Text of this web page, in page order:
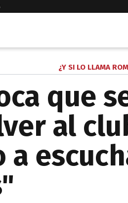
¿Y SI LO LLAMA
que
al
a